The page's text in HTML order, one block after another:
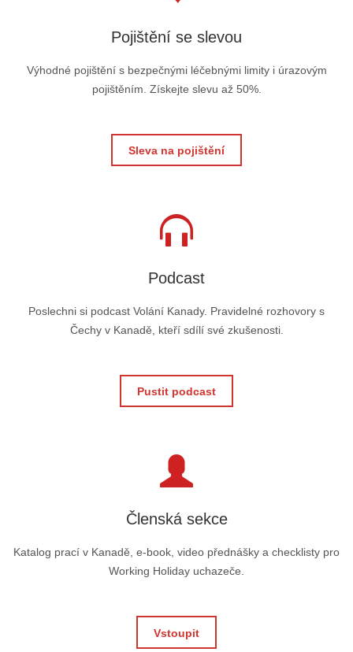
Pojištění se slevou
Výhodné pojištění s bezpečnými léčebnými limity i úrazovým
pojištěním. Získejte slevu až 50%.
Sleva na pojištění
Podcast
Poslechni si podcast Volání Kanady. Pravidelné rozhovory s
Čechy v Kanadě, kteří sdílí své zkušenosti.
Pustit podcast
Členská sekce
Katalog prací v Kanadě, e-book, video přednášky a checklisty pro
Working Holiday uchazeče.
Vstoupit